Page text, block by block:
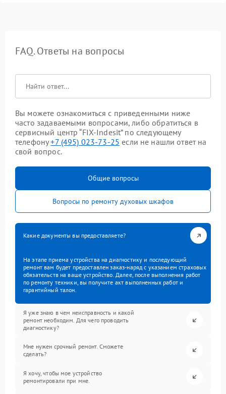
FAQ. Ответы на вопросы
Вы можете ознакомиться с приведенными ниже
часто задаваемыми вопросами, либо обратиться в
сервисный центр “FIX-Indesit” по следующему
телефону+7 (495) 023-73-25 если не нашли ответ на
свой вопрос.
Общие вопросы
Вопросы по ремонту духовых шкафов
Какие документы вы предоставляете?
На этапе приема устройства на диагностику и последующий
ремонт вам будет предоставлен заказ-наряд с указанием страховых
обязательств на ваше устройство. Далее, после выполнения работ
по ремонту техники, вы получите акт выполненных работ и
гарантийный талон.
Я уже знаю в чем неисправность и какой
ремонт необходим. Для чего проводить
диагностику?
Мне нужен срочный ремонт. Сможете
сделать?
Я хочу, чтобы мое устройство
ремонтировали при мне.